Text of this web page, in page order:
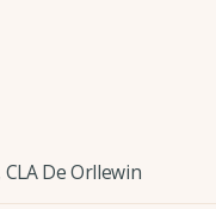
De Orllewin